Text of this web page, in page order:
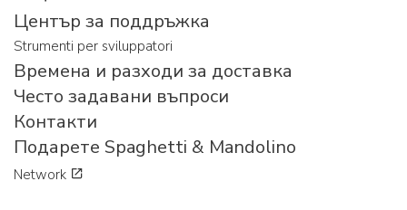
Център за поддръжка
Strumenti per sviluppatori
Времена и разходи за доставка
Често задавани въпроси
Контакти
Подарете Spaghetti & Mandolino
Network